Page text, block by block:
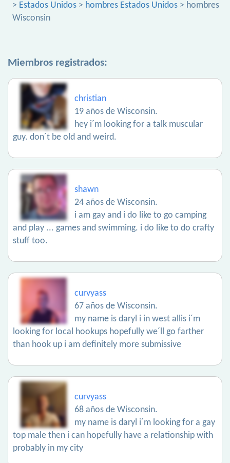
> Estados Unidos > hombres Estados Unidos > hombres
Wisconsin
Miembros registrados:
christian
19 años de Wisconsin.
hey i´m looking for a talk muscular
guy. don´t be old and weird.
shawn
24 años de Wisconsin.
i am gay and i do like to go camping
and play ... games and swimming. i do like to do crafty
stuff too.
curvyass
67 años de Wisconsin.
my name is daryl i in west allis i´m
looking for local hookups hopefully we´ll go farther
than hook up i am definitely more submissive
curvyass
68 años de Wisconsin.
my name is daryl i´m looking for a gay
top male then i can hopefully have a relationship with
probably in my city